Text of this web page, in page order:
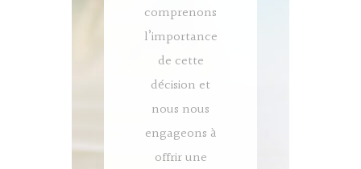
comprenons
l’importance
de cette
décision et
nous nous
engageons à
offrir une